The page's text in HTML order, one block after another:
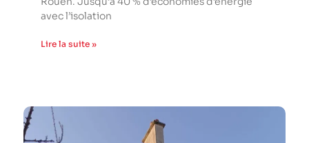
avec l’isolation
Lire la suite »